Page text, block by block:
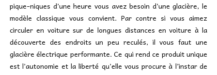
pique-niques d’une heure vous avez besoin d’une glacière, le
modèle classique vous convient. Par contre si vous aimez
circuler en voiture sur de longues distances en voiture à la
découverte des endroits un peu reculés, il vous faut une
glacière électrique performante. Ce qui rend ce produit unique
est l’autonomie et la liberté qu’elle vous procure à l’instar de